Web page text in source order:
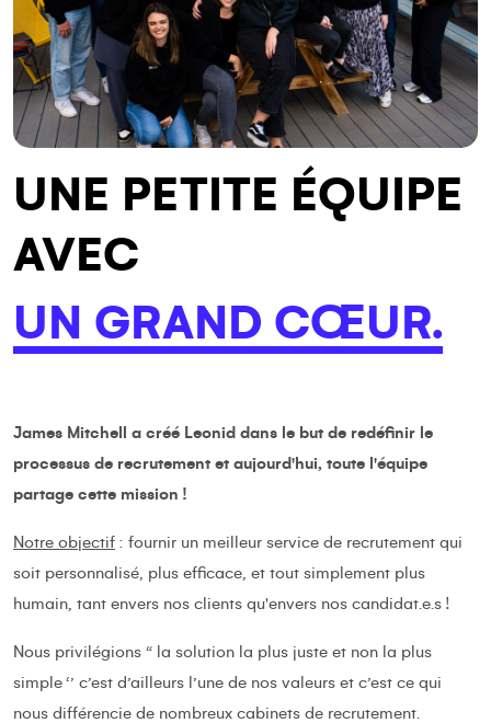
UNE PETITE ÉQUIPE
AVEC
UN GRAND CŒUR.
James Mitchell a créé Leonid dans le but de redéfinir le
processus de recrutement et aujourd'hui, toute l'équipe
partage cette mission !
Notre objectif : fournir un meilleur service de recrutement qui
soit personnalisé, plus efficace, et tout simplement plus
humain, tant envers nos clients qu'envers nos candidat.e.s !
Nous privilégions “ la solution la plus juste et non la plus
simple ‘’ c’est d’ailleurs l’une de nos valeurs et c’est ce qui
nous différencie de nombreux cabinets de recrutement.